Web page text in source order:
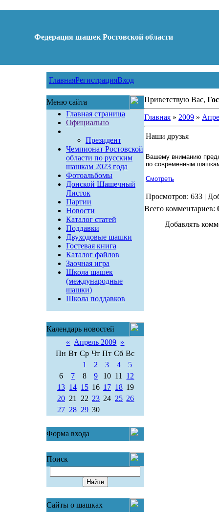
Федерация шашек Ростовской области
ГлавнаяРегистрацияВход
Меню сайта
Главная страница
Официально
Президент
Чемпионат Ростовской
области по русским
шашкам 2023 года
Фотоальбомы
Донской Шашечный
Листок
Партии
Новости
Каталог статей
Поддавки
Двуходовые шашки
Гостевая книга
Каталог файлов
Заочная игра
Школа шашек
(международные
шашки)
Школа поддавков
Календарь новостей
« Апрель 2009 »
Пн Вт Ср Чт Пт Сб Вс
1
2 3 4
5
6
7 8 9 10 11
12
13 14 15 16 17 18 19
20 21 22 23 24 25 26
27 28 29 30
Форма входа
Поиск
Сайты о шашках
Приветствую Вас,
Главная» 2009 »
Наши друзья
Вашему вниманию
по современным
Смотреть
Просмотров: 633 |
Всего комментариев:
Добавлять